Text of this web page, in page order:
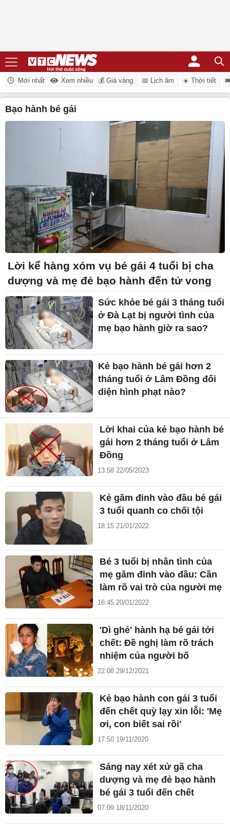
Mới nhất Xem nhiều 💰 Giá vàng 📅 Lịch âm ☀️ Thời tiết
bạo hành bé gái
Lời kể hàng xóm vụ bé gái 4 tuổi bị cha
dượng và mẹ đẻ bạo hành đến tử vong
Sức khỏe bé gái 3 tháng tuổi
ở Đà Lạt bị người tình của
mẹ bạo hành giờ ra sao?
Kẻ bạo hành bé gái hơn 2
tháng tuổi ở Lâm Đồng đối
diện hình phạt nào?
Lời khai của kẻ bạo hành bé
gái hơn 2 tháng tuổi ở Lâm
Đồng
13:58 22/05/2023
Kẻ găm đinh vào đầu bé gái
3 tuổi quanh co chối tội
18:15 21/01/2022
Bé 3 tuổi bị nhân tình của
mẹ găm đinh vào đầu: Cần
làm rõ vai trò của người mẹ
16:45 20/01/2022
'Dì ghẻ' hành hạ bé gái tới
chết: Đề nghị làm rõ trách
nhiệm của người bố
22:08 29/12/2021
Kẻ bạo hành con gái 3 tuổi
đến chết quỳ lạy xin lỗi: 'Mẹ
ơi, con biết sai rồi'
17:50 19/11/2020
Sáng nay xét xử gã cha
dượng và mẹ đẻ bạo hành
bé gái 3 tuổi đến chết
07:09 18/11/2020